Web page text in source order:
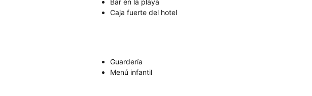
Bar en la playa
Caja fuerte del hotel
Guardería
Menú infantil